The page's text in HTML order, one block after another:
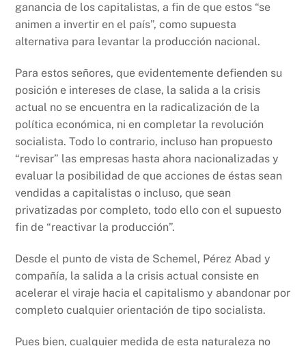
ganancia de los capitalistas, a fin de que estos “se
animen a invertir en el país”, como supuesta
alternativa para levantar la producción nacional.
Para estos señores, que evidentemente defienden su
posición e intereses de clase, la salida a la crisis
actual no se encuentra en la radicalización de la
política económica, ni en completar la revolución
socialista. Todo lo contrario, incluso han propuesto
“revisar” las empresas hasta ahora nacionalizadas y
evaluar la posibilidad de que acciones de éstas sean
vendidas a capitalistas o incluso, que sean
privatizadas por completo, todo ello con el supuesto
fin de “reactivar la producción”.
Desde el punto de vista de Schemel, Pérez Abad y
compañía, la salida a la crisis actual consiste en
acelerar el viraje hacia el capitalismo y abandonar por
completo cualquier orientación de tipo socialista.
Pues bien, cualquier medida de esta naturaleza no